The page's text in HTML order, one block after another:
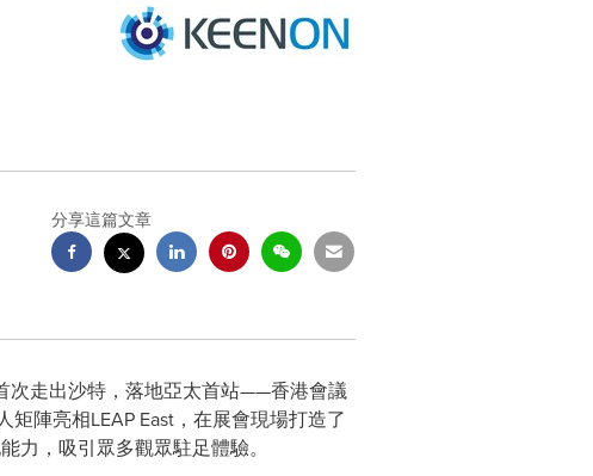
分享這篇文章
次走出沙特，落地亞太首站——香港會議
陣亮相LEAP East，在展會現場打造了
力，吸引眾多觀眾駐足體驗。